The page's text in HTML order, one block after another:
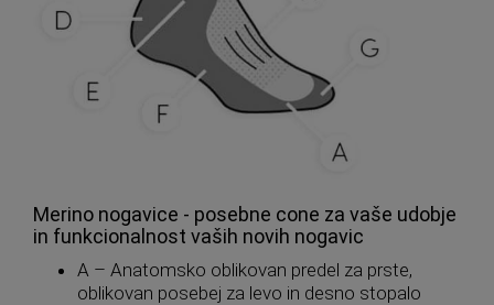
Merino nogavice - posebne cone za vaše udobje
in funkcionalnost vaših novih nogavic
A – Anatomsko oblikovan predel za prste,
oblikovan posebej za levo in desno stopalo